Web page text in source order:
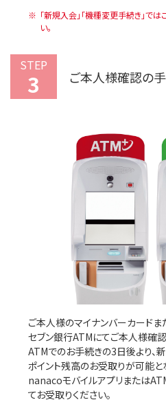
「新規入会」「機種変更手続き」で
い。
STEP
3 ご本人様確認の
ご本人様のマイナンバーカード
セブン銀行ATMにてご本人様確認
ATMでのお手続きの3日後より、
ポイント残高のお受取りが可能と
nanacoモバイルアプリまたは
てお受取りください。